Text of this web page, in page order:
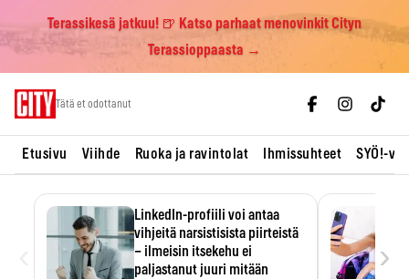
Terassikesä jatkuu! 🍺 Katso parhaat menovinkit Cityn
Terassioppaasta →
Tätä et odottanut
Etusivu Viihde Ruoka ja ravintolat Ihmissuhteet SYÖ!-
LinkedIn-profiili voi antaa
vihjeitä narsistisista piirteistä
– ilmeisin itsekehu ei
paljastanut juuri mitään
›